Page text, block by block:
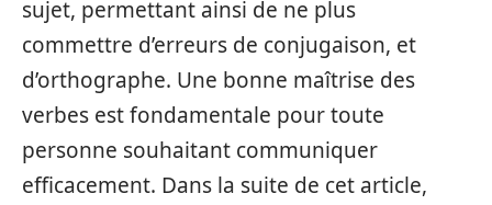
sujet, permettant ainsi de ne plus
commettre d’erreurs de conjugaison, et
d’orthographe. Une bonne maîtrise des
verbes est fondamentale pour toute
personne souhaitant communiquer
efficacement. Dans la suite de cet article,